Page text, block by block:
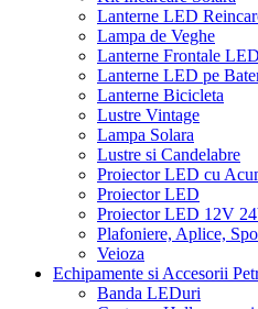
Lanterne LED
Lampa de Veghe
Lanterne Frontale LED
Lanterne LED pe
Lanterne Bicicleta
Lustre Vintage
Lampa Solara
Lustre si Candelabre
Proiector LED cu
Proiector LED
Proiector LED 12V
Plafoniere, Aplice,
Veioza
Echipamente si Accesorii
Banda LEDuri